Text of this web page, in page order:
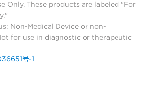
Only. These products are labeled "For
Non-Medical Device or non-
for use in diagnostic or therapeutic
号-1